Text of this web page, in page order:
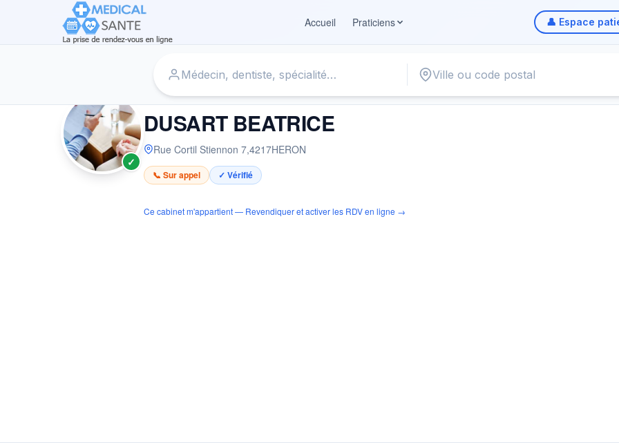
Accueil
Praticiens 👤 Espace
✓
PSYCHOLOGUE
DUSART BEATRICE
Rue Cortil Stiennon 7,4217HERON
📞 Sur appel ✓ Vérifié
Ce cabinet m'appartient — Revendiquer et activer les RDV en ligne →